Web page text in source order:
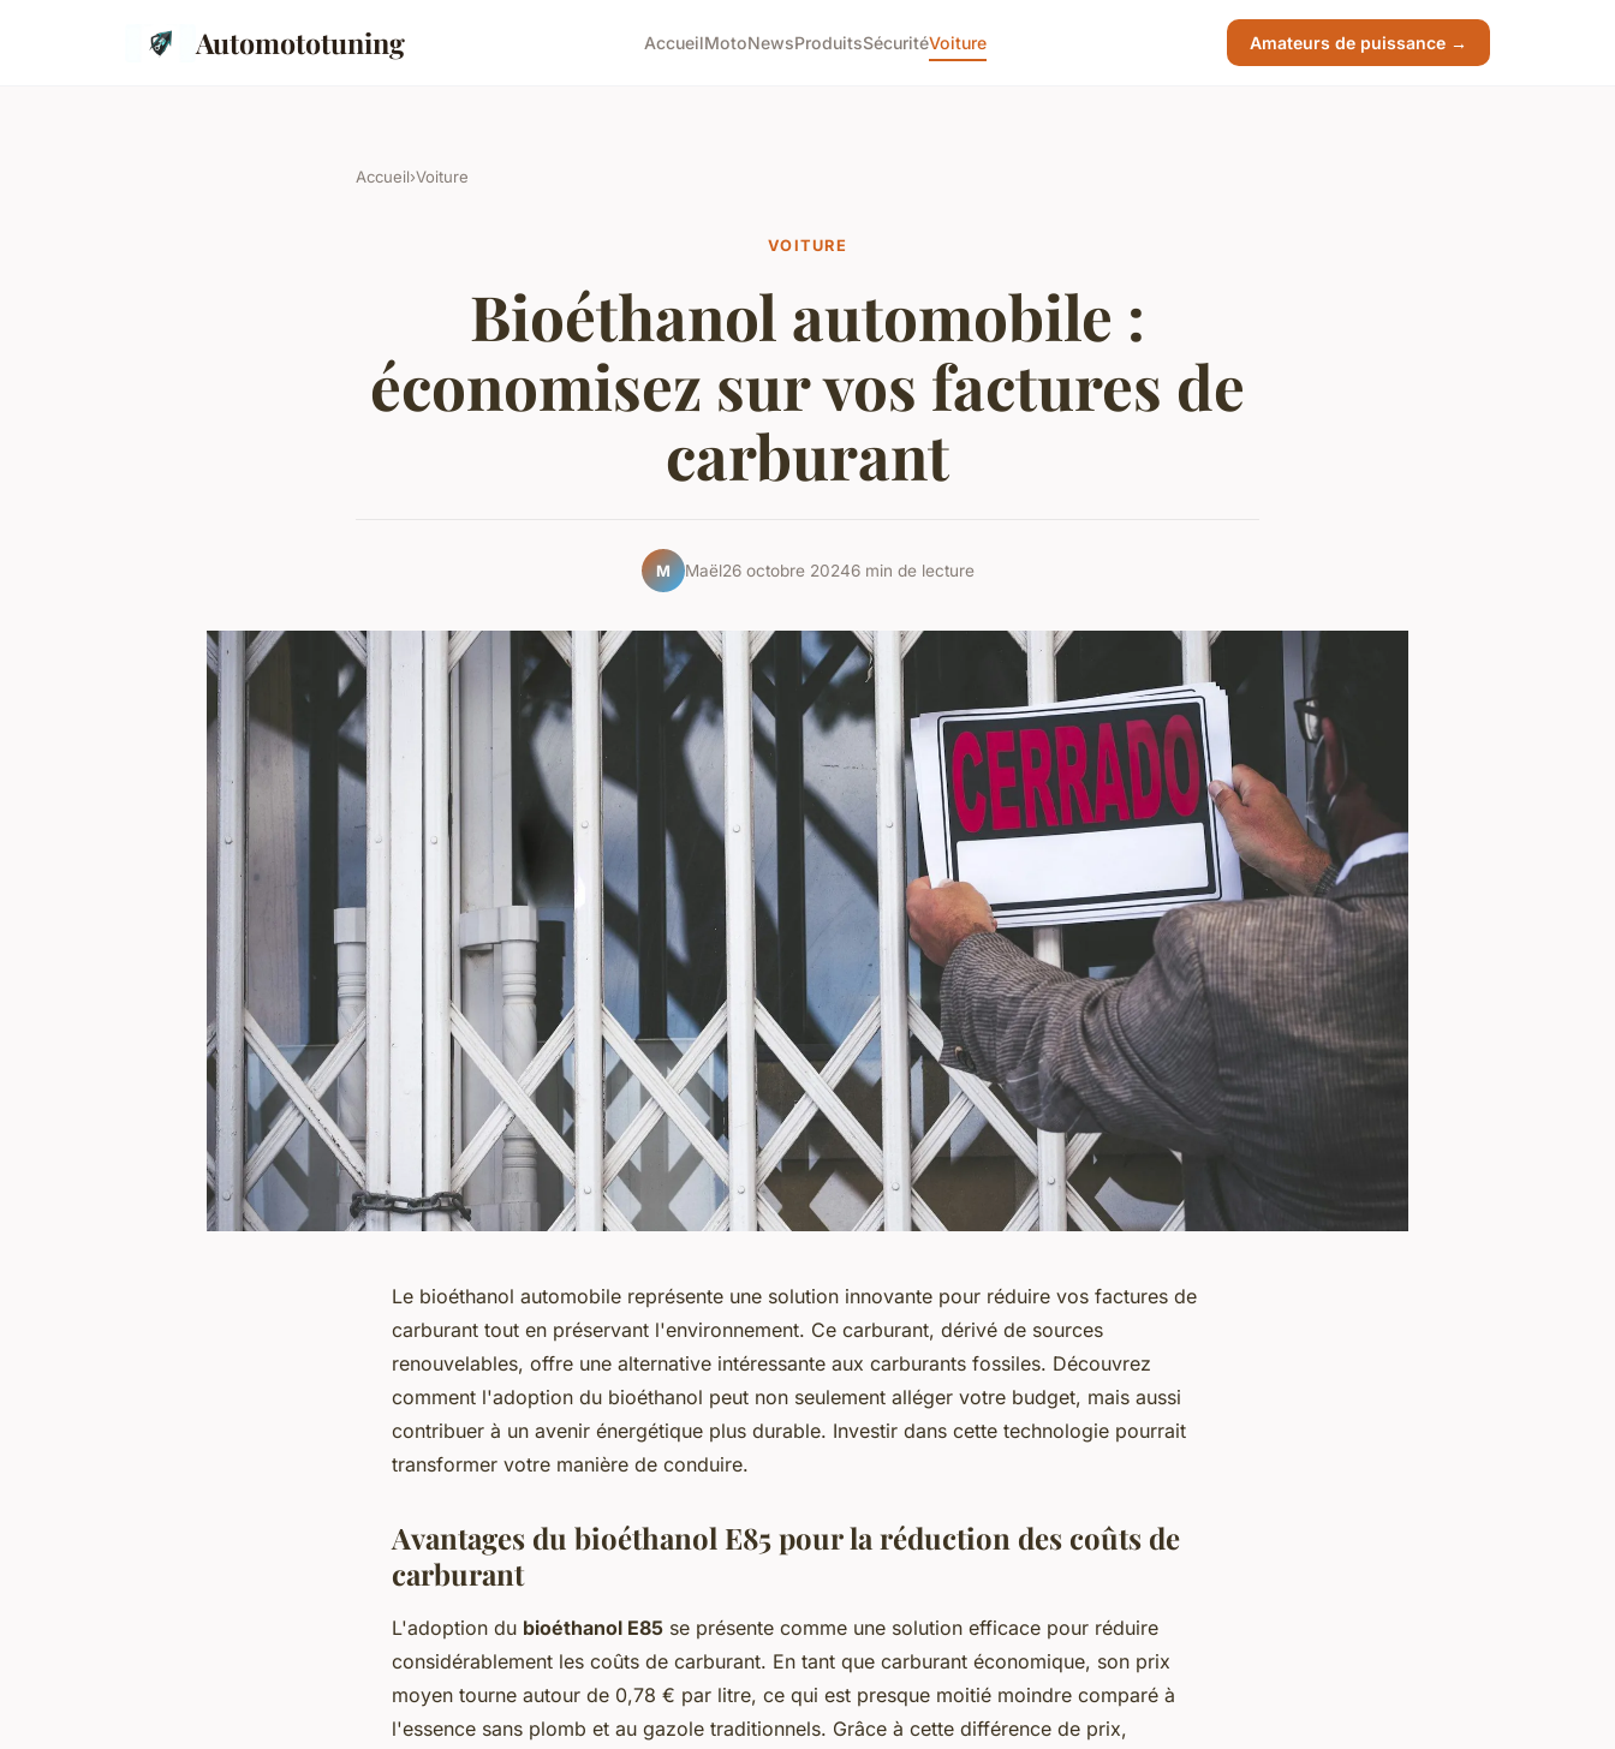
Automototuning AccueilMotoNewsProduitsSécuritéVoiture Amateurs de puissance →
Accueil›Voiture
VOITURE
Bioéthanol automobile :
économisez sur vos factures de
carburant
M Maël26 octobre 20246 min de lecture
Le bioéthanol automobile représente une solution innovante pour réduire vos factures de
carburant tout en préservant l'environnement. Ce carburant, dérivé de sources
renouvelables, offre une alternative intéressante aux carburants fossiles. Découvrez
comment l'adoption du bioéthanol peut non seulement alléger votre budget, mais aussi
contribuer à un avenir énergétique plus durable. Investir dans cette technologie pourrait
transformer votre manière de conduire.
Avantages du bioéthanol E85 pour la réduction des coûts de
carburant
L'adoption du bioéthanol E85 se présente comme une solution efficace pour réduire
considérablement les coûts de carburant. En tant que carburant économique, son prix
moyen tourne autour de 0,78 € par litre, ce qui est presque moitié moindre comparé à
l'essence sans plomb et au gazole traditionnels. Grâce à cette différence de prix,